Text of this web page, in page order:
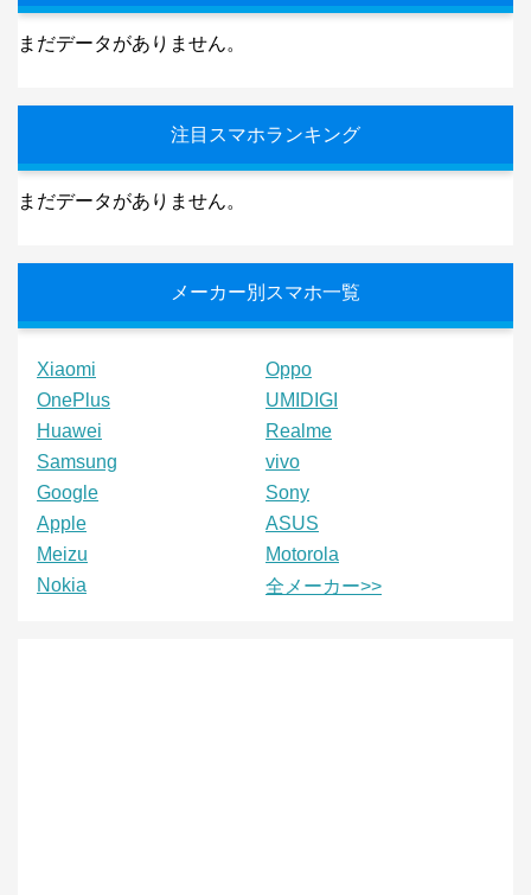
まだデータがありません。
注目スマホランキング
まだデータがありません。
メーカー別スマホ一覧
Xiaomi
Oppo
OnePlus
UMIDIGI
Huawei
Realme
Samsung
vivo
Google
Sony
Apple
ASUS
Meizu
Motorola
Nokia
全メーカー>>